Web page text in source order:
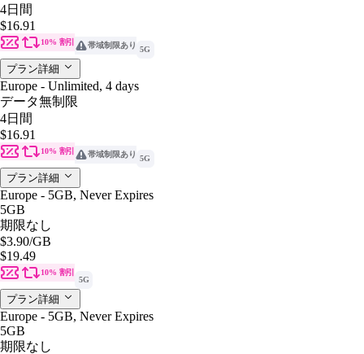
4日間
$16.91
10% 割引 帯域制限あり 5G
プラン詳細
Europe - Unlimited, 4 days
データ無制限
4日間
$16.91
10% 割引 帯域制限あり 5G
プラン詳細
Europe - 5GB, Never Expires
5GB
期限なし
$3.90/GB
$19.49
10% 割引
5G
プラン詳細
Europe - 5GB, Never Expires
5GB
期限なし